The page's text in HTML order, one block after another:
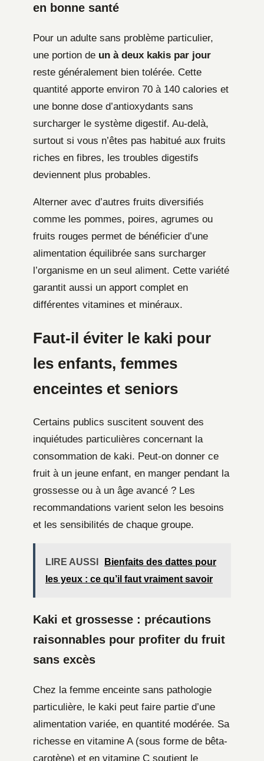
en bonne santé
Pour un adulte sans problème particulier,
une portion de un à deux kakis par jour
reste généralement bien tolérée. Cette
quantité apporte environ 70 à 140 calories et
une bonne dose d’antioxydants sans
surcharger le système digestif. Au-delà,
surtout si vous n’êtes pas habitué aux fruits
riches en fibres, les troubles digestifs
deviennent plus probables.
Alterner avec d’autres fruits diversifiés
comme les pommes, poires, agrumes ou
fruits rouges permet de bénéficier d’une
alimentation équilibrée sans surcharger
l’organisme en un seul aliment. Cette variété
garantit aussi un apport complet en
différentes vitamines et minéraux.
Faut-il éviter le kaki pour
les enfants, femmes
enceintes et seniors
Certains publics suscitent souvent des
inquiétudes particulières concernant la
consommation de kaki. Peut-on donner ce
fruit à un jeune enfant, en manger pendant la
grossesse ou à un âge avancé ? Les
recommandations varient selon les besoins
et les sensibilités de chaque groupe.
LIRE AUSSI
Bienfaits des dattes pour
les yeux : ce qu’il faut vraiment savoir
Kaki et grossesse : précautions
raisonnables pour profiter du fruit
sans excès
Chez la femme enceinte sans pathologie
particulière, le kaki peut faire partie d’une
alimentation variée, en quantité modérée. Sa
richesse en vitamine A (sous forme de bêta-
carotène) et en vitamine C soutient le